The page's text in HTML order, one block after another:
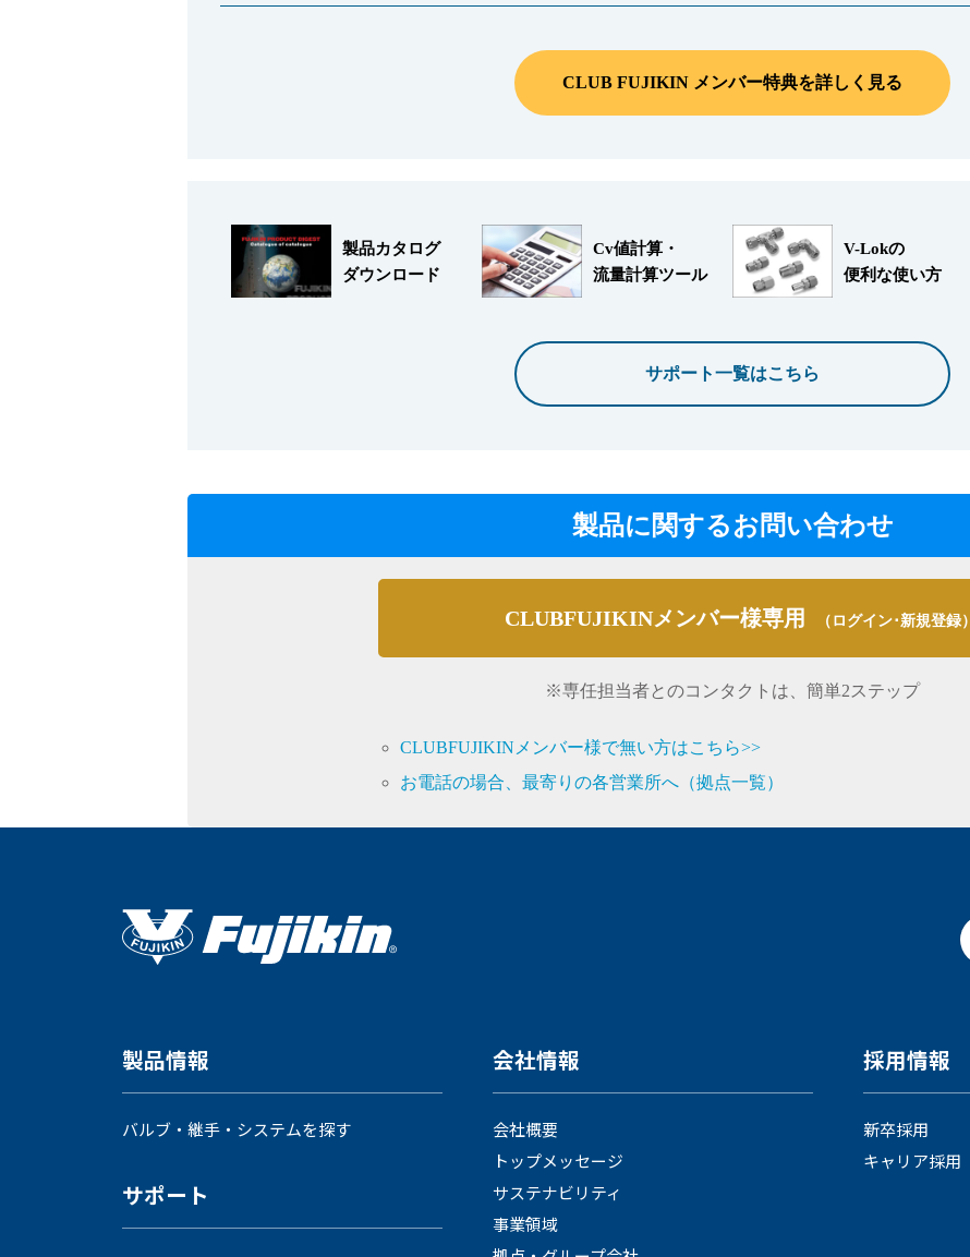
ログイン
languageLanguage：
mailお問い合わせ
CLUB FUJIKIN メンバー特典を詳しく見る
製品カタログ
ダウンロード
Cv値計算・
流量計算ツール
V-Lokの
便利な使い方
サポート一覧はこちら
製品に関するお問い合わせ
CLUBFUJIKINメンバー様専用 （ログイン･新規登録）
※専任担当者とのコンタクトは、簡単2ステップ
CLUBFUJIKINメンバー様で無い方はこちら>>
お電話の場合、最寄りの各営業所へ（拠点一覧）
製品情報
バルブ・継手・システムを探す
サポート
会社情報
会社概要
トップメッセージ
サステナビリティ
事業領域
採用情報
新卒採用
キャリア採用